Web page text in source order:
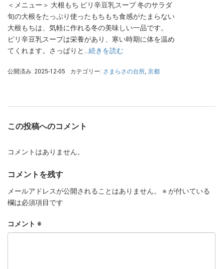
＜メニュー＞ 大根もち ピリ辛豆乳スープ 冬のサラダ
旬の大根をたっぷり使ったもちもち食感がたまらない
大根もちは、気軽に作れる冬の美味しい一品です。
ピリ辛豆乳スープは栄養があり、寒い時期に体を温め
てくれます。さっぱりと… 続きを読む
公開済み: 2025-12-05 カテゴリー: さまらさの台所 京都
この投稿へのコメント
コメントはありません。
コメントを残す
メールアドレスが公開されることはありません。 ※ が付いている
欄は必須項目です
コメント ※